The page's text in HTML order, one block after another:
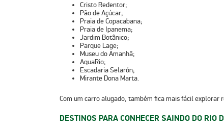
Cristo Redentor;
Pão de Açúcar;
Praia de Copacabana;
Praia de Ipanema;
Jardim Botânico;
Parque Lage;
Museu do Amanhã;
AquaRio;
Escadaria Selarón;
Mirante Dona Marta.
Com um carro alugado, também fica mais fácil explorar
DESTINOS PARA CONHECER SAINDO DO RIO